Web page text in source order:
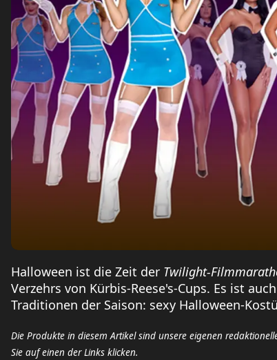
Halloween ist die Zeit der Twilight-
Verzehrs von Kürbis-Reese's-Cups. Es ist
Traditionen der Saison: sexy Halloween-
Die Produkte in diesem Artikel sind unsere eigenen
Sie auf einen der Links klicken.